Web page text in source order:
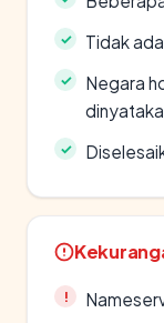
Tidak
Negara